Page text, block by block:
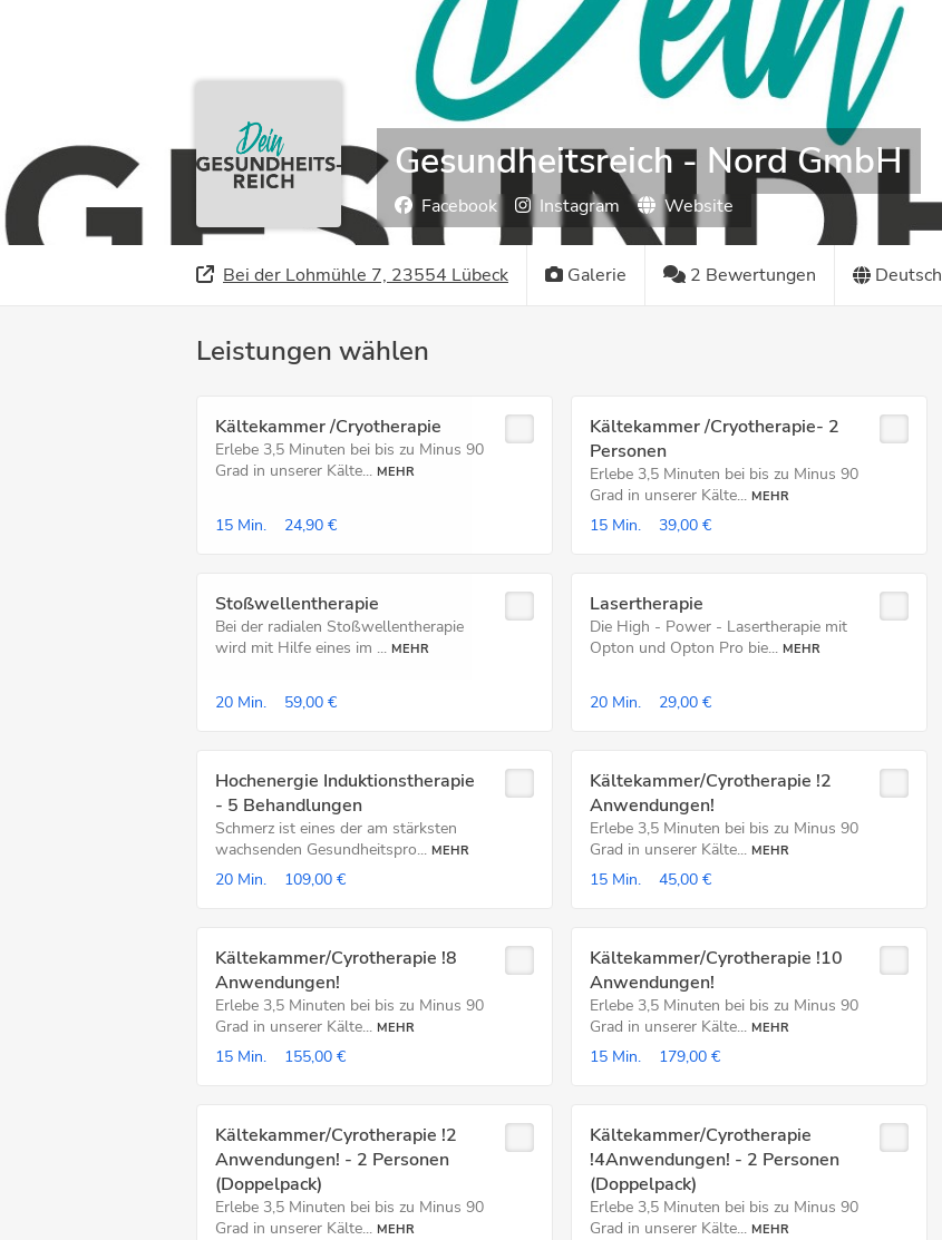
Gesundheitsreich - Nord GmbH
Facebook Instagram Website
Bei der Lohmühle 7, 23554 Lübeck Galerie 2 Bewertungen Deutsch
Leistungen wählen
Kältekammer /Cryotherapie
Erlebe 3,5 Minuten bei bis zu Minus 90
Grad in unserer Kälte... MEHR
15 Min. 24,90 €
Kältekammer /Cryotherapie- 2
Personen
Erlebe 3,5 Minuten bei bis zu Minus 90
Grad in unserer Kälte... MEHR
15 Min. 39,00 €
Stoßwellentherapie
Bei der radialen Stoßwellentherapie
wird mit Hilfe eines im ... MEHR
20 Min. 59,00 €
Lasertherapie
Die High - Power - Lasertherapie mit
Opton und Opton Pro bie... MEHR
20 Min. 29,00 €
Hochenergie Induktionstherapie
- 5 Behandlungen
Schmerz ist eines der am stärksten
wachsenden Gesundheitspro... MEHR
20 Min. 109,00 €
Kältekammer/Cyrotherapie !2
Anwendungen!
Erlebe 3,5 Minuten bei bis zu Minus 90
Grad in unserer Kälte... MEHR
15 Min. 45,00 €
Kältekammer/Cyrotherapie !8
Anwendungen!
Erlebe 3,5 Minuten bei bis zu Minus 90
Grad in unserer Kälte... MEHR
15 Min. 155,00 €
Kältekammer/Cyrotherapie !10
Anwendungen!
Erlebe 3,5 Minuten bei bis zu Minus 90
Grad in unserer Kälte... MEHR
15 Min. 179,00 €
Kältekammer/Cyrotherapie !2
Anwendungen! - 2 Personen
(Doppelpack)
Erlebe 3,5 Minuten bei bis zu Minus 90
Grad in unserer Kälte... MEHR
Kältekammer/Cyrotherapie
!4Anwendungen! - 2 Personen
(Doppelpack)
Erlebe 3,5 Minuten bei bis zu Minus 90
Grad in unserer Kälte... MEHR